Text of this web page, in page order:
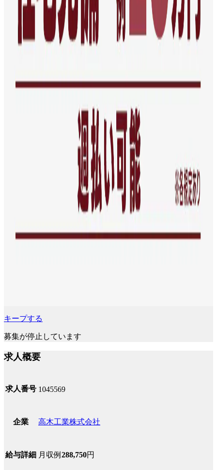
キープする
募集が停止しています
求人概要
求人番号 1045569
企業 高木工業株式会社
給与詳細 月収例 288,750円